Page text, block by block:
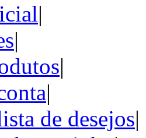
|
|
|
|
de desejos|